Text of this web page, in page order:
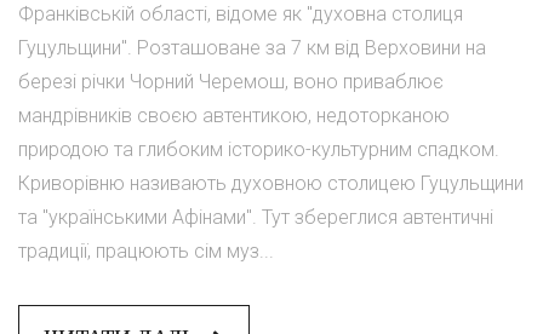
Франківській області, відоме як "духовна столиця
Гуцульщини". Розташоване за 7 км від Верховини на
березі річки Чорний Черемош, воно приваблює
мандрівників своєю автентикою, недоторканою
природою та глибоким історико-культурним спадком.
Криворівню називають духовною столицею Гуцульщини
та "українськими Афінами". Тут збереглися автентичні
традиції, працюють сім муз...